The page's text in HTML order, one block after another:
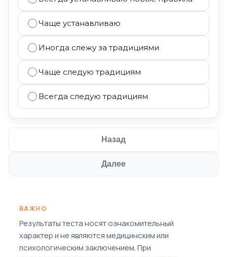
Чаще устанавливаю
Иногда слежу за традициями
Чаще следую традициям
Всегда следую традициям
Назад
Далее
ВАЖНО
Результаты теста носят ознакомительный
характер и не являются медицинским или
психологическим заключением. При